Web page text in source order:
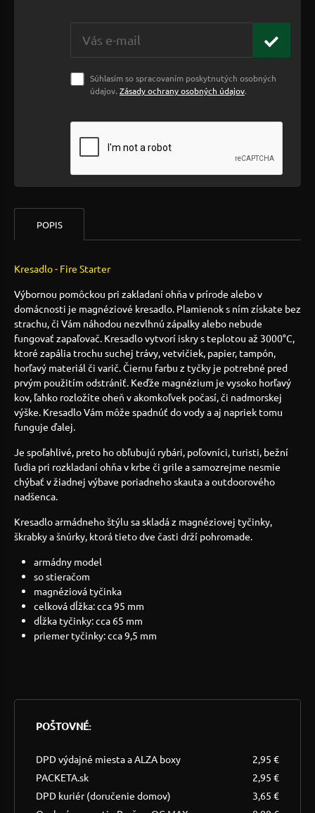
Súhlasím so spracovaním poskytnutých osobných
údajov. Zásady ochrany osobných údajov.
POPIS
Kresadlo - Fire Starter
Výbornou pomôckou pri zakladaní ohňa v prírode alebo v
domácnosti je magnéziové kresadlo. Plamienok s ním získate bez
strachu, či Vám náhodou nezvlhnú zápalky alebo nebude
fungovať zapaľovač. Kresadlo vytvorí iskry s teplotou až 3000°C,
ktoré zapália trochu suchej trávy, vetvičiek, papier, tampón,
horľavý materiál či varič. Čiernu farbu z tyčky je potrebné pred
prvým použitím odstrániť. Keďže magnézium je vysoko horľavý
kov, ľahko rozložíte oheň v akomkoľvek počasí, či nadmorskej
výške. Kresadlo Vám môže spadnúť do vody a aj napriek tomu
funguje ďalej.
Je spoľahlivé, preto ho obľubujú rybári, poľovníci, turisti, bežní
ľudia pri rozkladaní ohňa v krbe či grile a samozrejme nesmie
chýbať v žiadnej výbave poriadneho skauta a outdoorového
nadšenca.
Kresadlo armádneho štýlu sa skladá z magnéziovej tyčinky,
škrabky a šnúrky, ktorá tieto dve časti drží pohromade.
armádny model
so stieračom
magnéziová tyčinka
celková dĺžka: cca 95 mm
dĺžka tyčinky: cca 65 mm
priemer tyčinky: cca 9,5 mm
POŠTOVNÉ:
DPD výdajné miesta a ALZA boxy
2,95 €
PACKETA.sk
2,95 €
DPD kuriér (doručenie domov)
3,65 €